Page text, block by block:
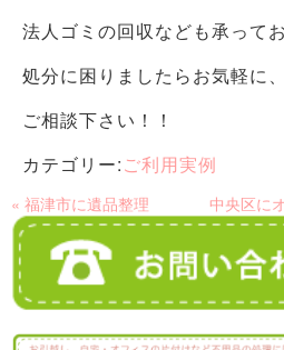
法人ゴミの回収なども承って
処分に困りましたらお気軽に、
ご相談下さい！！
カテゴリー:ご利用実例
« 福津市に遺品整理 中央区に